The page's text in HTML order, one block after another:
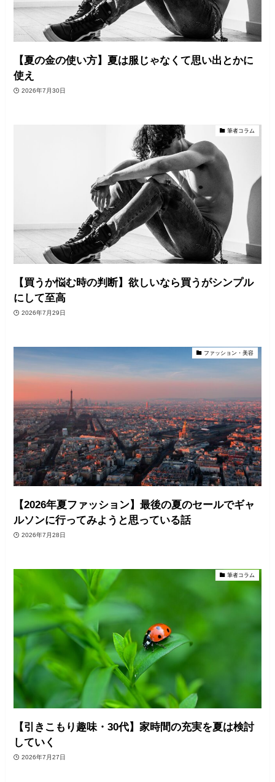
【夏の金の使い方】夏は服じゃなくて思い出とかに
使え
2026年7月30日
筆者コラム
【買うか悩む時の判断】欲しいなら買うがシンプル
にして至高
2026年7月29日
ファッション・美容
【2026年夏ファッション】最後の夏のセールでギャ
ルソンに行ってみようと思っている話
2026年7月28日
筆者コラム
【引きこもり趣味・30代】家時間の充実を夏は検討
していく
2026年7月27日